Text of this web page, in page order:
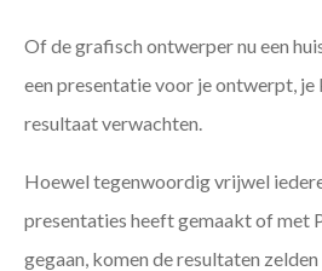
Of de grafisch ontwerper nu een
een presentatie voor je ontwerpt, je
resultaat verwachten.
Hoewel tegenwoordig vrijwel
presentaties heeft gemaakt of met
gegaan, komen de resultaten